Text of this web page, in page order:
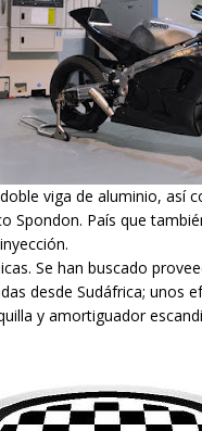
viga de aluminio, así
Spondon. País que
Se han buscado
desde Sudáfrica; unos
y amortiguador